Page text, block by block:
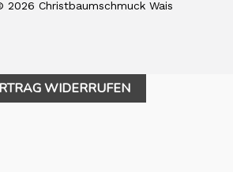
2026 Christbaumschmuck Wais
WIDERRUFEN